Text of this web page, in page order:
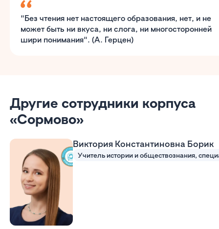
"Без чтения нет настоящего образования, нет, и не
может быть ни вкуса, ни слога, ни многосторонней
шири понимания". (А. Герцен)
Другие сотрудники корпуса
«Сормово»
Виктория Константиновна Борик